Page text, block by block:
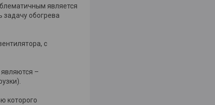
является
обогрева
с
–
которого